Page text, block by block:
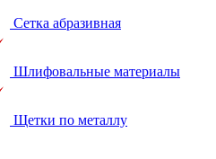
Сетка абразивная
Шлифовальные материалы
Щетки по металлу